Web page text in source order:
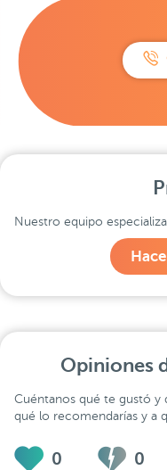
Nuestro equipo
Opiniones
Cuéntanos qué te gustó
qué lo recomendarías y a
0 0